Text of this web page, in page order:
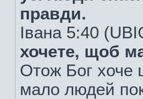
правди.
Івана 5:40
хочете, щоб
Отож Бог хоче
мало людей